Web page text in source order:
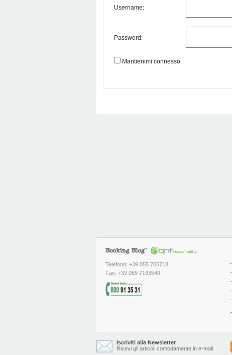
Username:
Password:
Mantienimi connesso
Telefono: +39 055 705718
Fax: +39 055 7193549
-
-
-
-
-
-
Iscriviti alla Newsletter
Ricevi gli articoli comodamente in e-mail